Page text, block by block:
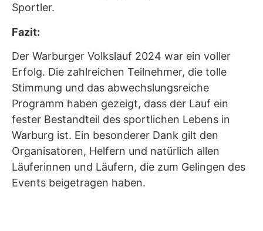
Sportler.
Fazit:
Der Warburger Volkslauf 2024 war ein voller
Erfolg. Die zahlreichen Teilnehmer, die tolle
Stimmung und das abwechslungsreiche
Programm haben gezeigt, dass der Lauf ein
fester Bestandteil des sportlichen Lebens in
Warburg ist. Ein besonderer Dank gilt den
Organisatoren, Helfern und natürlich allen
Läuferinnen und Läufern, die zum Gelingen des
Events beigetragen haben.